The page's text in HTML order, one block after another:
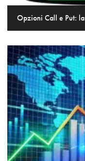
Opzioni Call e Put: